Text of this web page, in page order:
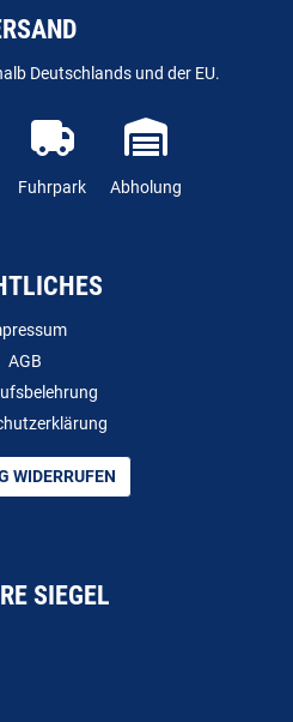
Deutschlands und der EU.
Fuhrpark Abholung
AGB
WIDERRUFEN
SIEGEL